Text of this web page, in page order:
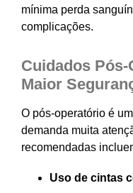
mínima perda
complicações.
Cuidados
Maior
O pós-operatório é
demanda muita
recomendadas
Uso de cintas